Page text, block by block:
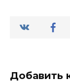
Добавить